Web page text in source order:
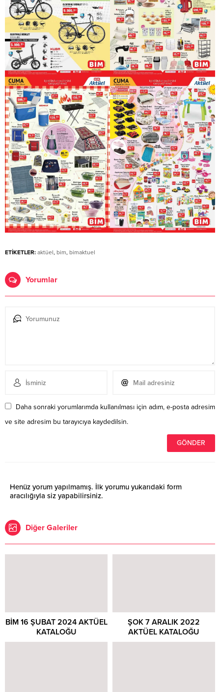
ETİKETLER: aktüel, bim, bimaktuel
Yorumlar
Daha sonraki yorumlarımda kullanılması için adım, e-posta adresim
ve site adresim bu tarayıcıya kaydedilsin.
Henüz yorum yapılmamış. İlk yorumu yukarıdaki form
aracılığıyla siz yapabilirsiniz.
Diğer Galeriler
BİM 16 ŞUBAT 2024 AKTÜEL
KATALOĞU
ŞOK 7 ARALIK 2022
AKTÜEL KATALOĞU